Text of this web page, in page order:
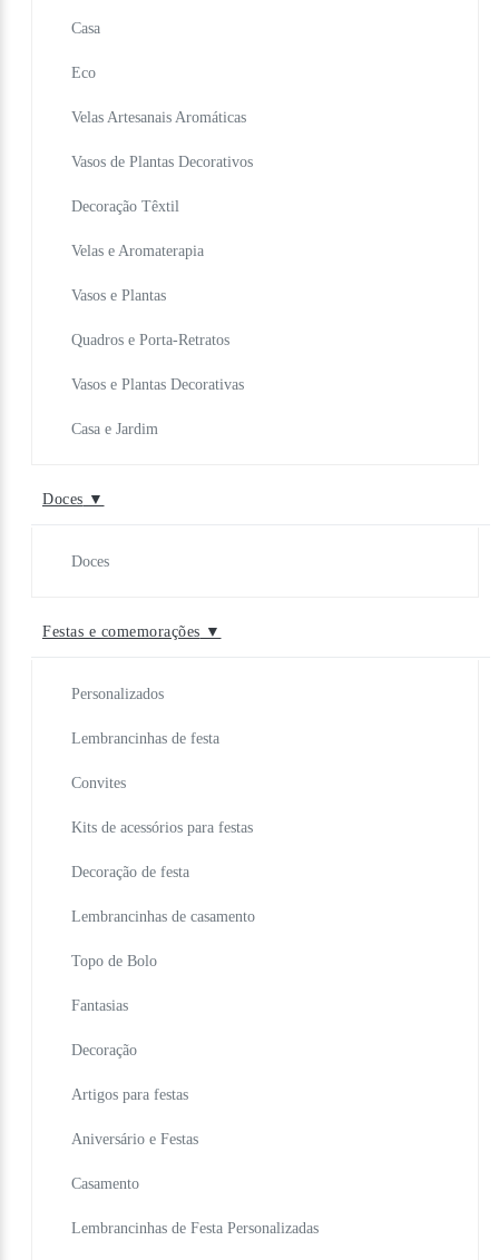
Casa
Eco
Velas Artesanais Aromáticas
Vasos de Plantas Decorativos
Decoração Têxtil
Velas e Aromaterapia
Vasos e Plantas
Quadros e Porta-Retratos
Vasos e Plantas Decorativas
Casa e Jardim
Doces ▼
Doces
Festas e comemorações ▼
Personalizados
Lembrancinhas de festa
Convites
Kits de acessórios para festas
Decoração de festa
Lembrancinhas de casamento
Topo de Bolo
Fantasias
Decoração
Artigos para festas
Aniversário e Festas
Casamento
Lembrancinhas de Festa Personalizadas